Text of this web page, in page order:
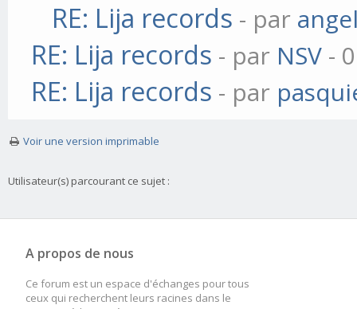
RE: Lija records - par
RE: Lija records - par NSV -
RE: Lija records - par
Voir une version imprimable
Utilisateur(s) parcourant ce sujet :
A propos de nous
Ce forum est un espace d'échanges pour tous
ceux qui recherchent leurs racines dans le